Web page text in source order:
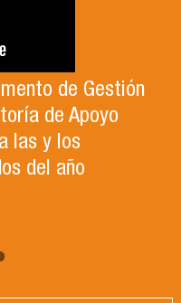
de Gestión
de Apoyo
las y los
del año
el
por el
de
de la Facultad
de nuestro
para el cargo
2025-2026.